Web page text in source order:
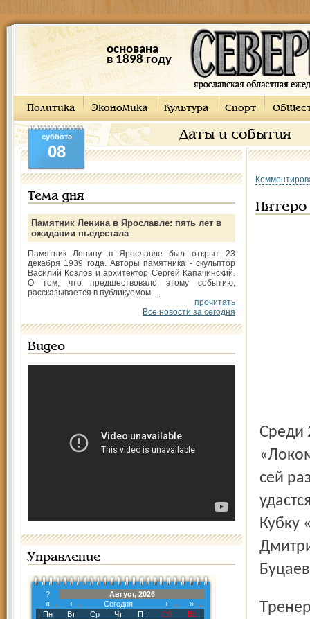
основана
в 1898 году
Политика Экономика Культура Спорт
Даты и события
суббота
08
Тема дня
Памятник Ленина в Ярославле: пять лет в
ожидании пьедестала
Памятник Ленину в Ярославле был открыт 23
декабря 1939 года. Авторы памятника - скульптор
Василий Козлов и архитектор Сергей Капачинский.
О том, что предшествовало этому событию,
рассказывается в публикуемом ...
прочитать
Все новости за сегодня
Видео
Управление
?
Август, 2026
«
‹ Сегодня ›
»
Пн
Вт Ср Чт Пт Сб
Вс
Пятеро
Среди 25 игроков в списке пятеро хоккеистов
сей
Кубку
Тренер сожалеет, что вынужден временно отказаться от